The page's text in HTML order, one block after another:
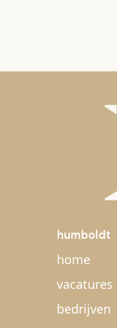
humboldt
home
vacatures
bedrijven